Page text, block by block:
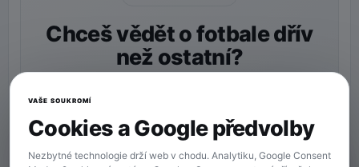
Chceš vědět o fotbale dřív
než ostatní?
Více zpráv na Googlu
VAŠE SOUKROMÍ
Cookies a Google předvolby
Nezbytné technologie drží web v chodu. Analytiku, Google Consent